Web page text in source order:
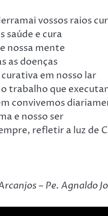
vossos raios
saúde e cura
nossa mente
as doenças
em nosso lar
trabalho que
convivemos
e nosso ser
refletir a luz de
– Pe. Agnaldo